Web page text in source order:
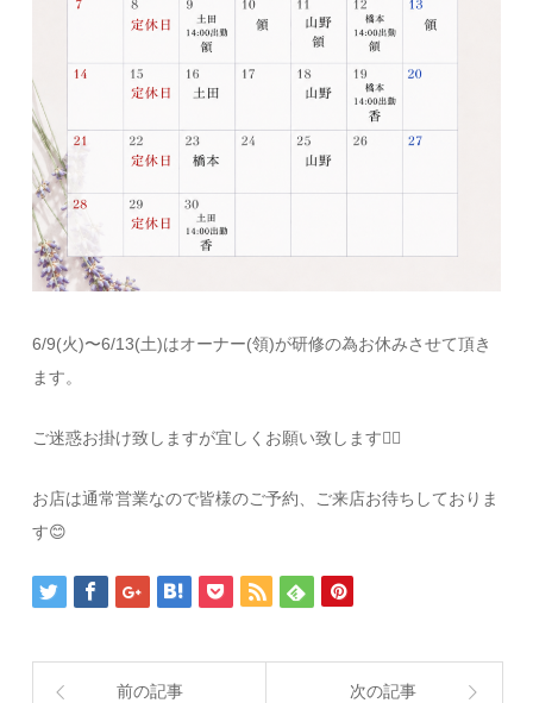
6/9(火)〜6/13(土)はオーナー(領)が研修の為お休みさせて頂き
ます。
ご迷惑お掛け致しますが宜しくお願い致します🙇‍♂️
お店は通常営業なので皆様のご予約、ご来店お待ちしておりま
す😊
前の記事 次の記事